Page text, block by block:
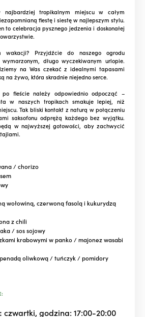
tropikalnym miejscu w całym
fiestę i siestę w najlepszym stylu.
to celebracja pysznego jedzenia i doskonałej
wakacji? Przyjdźcie do naszego ogrodu
długo wyczekiwanym urlopie.
na Was czekać z idealnymi tapasami
na żywo, która skradnie niejedno serce.
fieście należy odpowiednio odpocząć –
w naszych tropikach smakuje lepiej, niż
Tak bliski kontakt z naturą w połączeniu
saksofonu odprężą każdego bez wyjątku.
w najwyższej gotowości, aby zachwycić
/ chorizo
wołowiną, czerwoną fasolą i kukurydzą
z chili
/ sos sojowy
krabowymi w panko / majonez wasabi
oliwkową / tuńczyk / pomidory
czwartki, godzina: 17:00-20:00